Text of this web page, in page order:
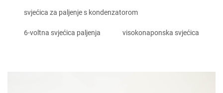
svjećica za paljenje s kondenzatorom
6-voltna svjećica paljenja visokonaponska svjećica